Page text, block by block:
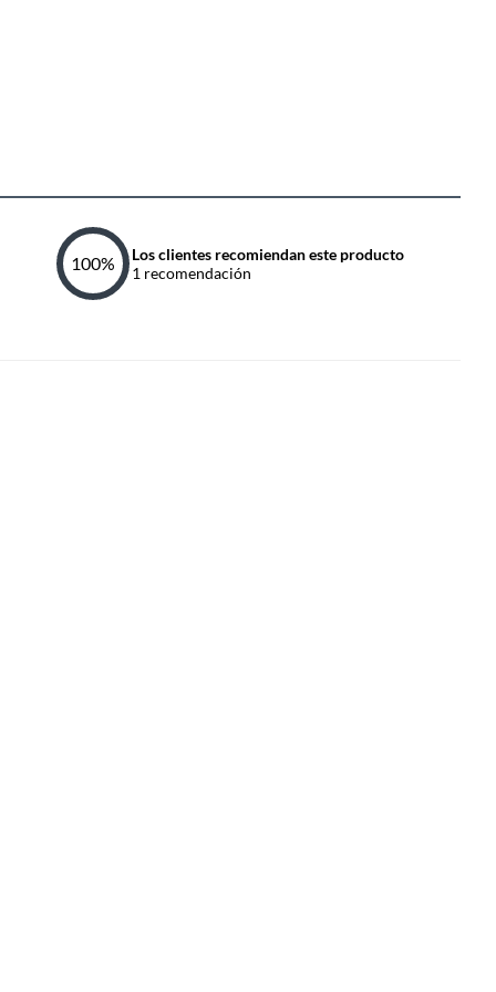
100%
Los clientes recomiendan este producto
1 recomendación